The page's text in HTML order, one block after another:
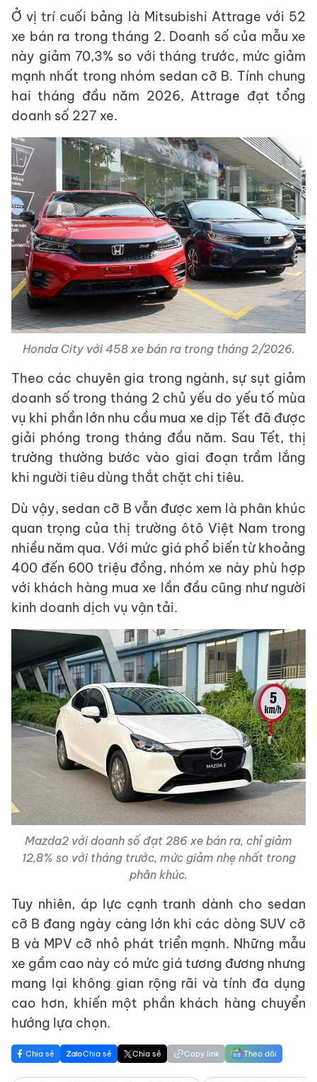
Ở vị trí cuối bảng là Mitsubishi Attrage với 52
xe bán ra trong tháng 2. Doanh số của mẫu xe
này giảm 70,3% so với tháng trước, mức giảm
mạnh nhất trong nhóm sedan cỡ B. Tính chung
hai tháng đầu năm 2026, Attrage đạt tổng
doanh số 227 xe.
Honda City với 458 xe bán ra trong tháng 2/2026.
Theo các chuyên gia trong ngành, sự sụt giảm
doanh số trong tháng 2 chủ yếu do yếu tố mùa
vụ khi phần lớn nhu cầu mua xe dịp Tết đã được
giải phóng trong tháng đầu năm. Sau Tết, thị
trường thường bước vào giai đoạn trầm lắng
khi người tiêu dùng thắt chặt chi tiêu.
Dù vậy, sedan cỡ B vẫn được xem là phân khúc
quan trọng của thị trường ôtô Việt Nam trong
nhiều năm qua. Với mức giá phổ biến từ khoảng
400 đến 600 triệu đồng, nhóm xe này phù hợp
với khách hàng mua xe lần đầu cũng như người
kinh doanh dịch vụ vận tải.
Mazda2 với doanh số đạt 286 xe bán ra, chỉ giảm
12,8% so với tháng trước, mức giảm nhẹ nhất trong
phân khúc.
Tuy nhiên, áp lực cạnh tranh dành cho sedan
cỡ B đang ngày càng lớn khi các dòng SUV cỡ
B và MPV cỡ nhỏ phát triển mạnh. Những mẫu
xe gầm cao này có mức giá tương đương nhưng
mang lại không gian rộng rãi và tính đa dụng
cao hơn, khiến một phần khách hàng chuyển
hướng lựa chọn.
Chia sẻ Chia sẻ Chia sẻ Copy link Theo dõi